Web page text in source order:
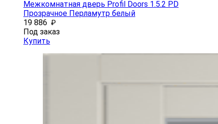
Межкомнатная дверь Profil Doors 1.5.2 PD
Прозрачное Перламутр белый
19 886 ₽
Под заказ
Купить